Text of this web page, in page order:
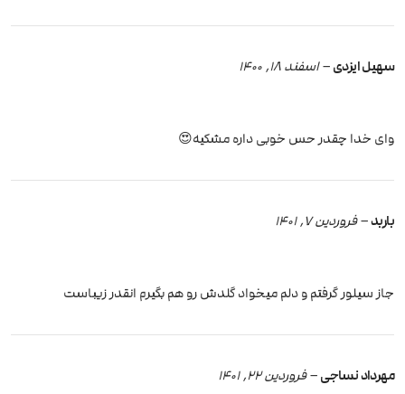
سهیل ایزدی–اسفند 18, 1400
وای خدا چقدر حس خوبی داره مشکیه😍
باربد–فروردین 7, 1401
جاز سیلور گرفتم و دلم میخواد گلدش رو هم بگیرم انقدر زیباست
مهرداد نساجی–فروردین 22, 1401